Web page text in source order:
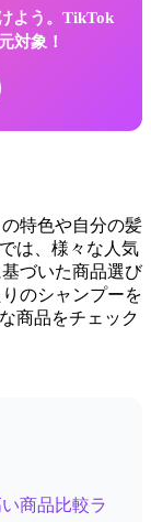
よう。TikTok
対象！
特色や自分の髪
は、様々な人気
づいた商品選び
のシャンプーを
商品をチェック
商品比較ラ